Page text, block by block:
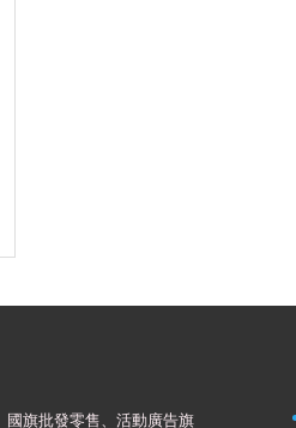
國旗批發零售、活動廣告旗